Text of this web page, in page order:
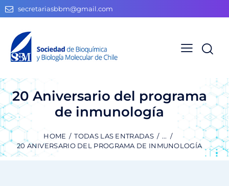
secretariasbbm@gmail.com
20 Aniversario del programa
de inmunología
HOME TODAS LAS ENTRADAS
...
20 ANIVERSARIO DEL PROGRAMA DE INMUNOLOGÍA